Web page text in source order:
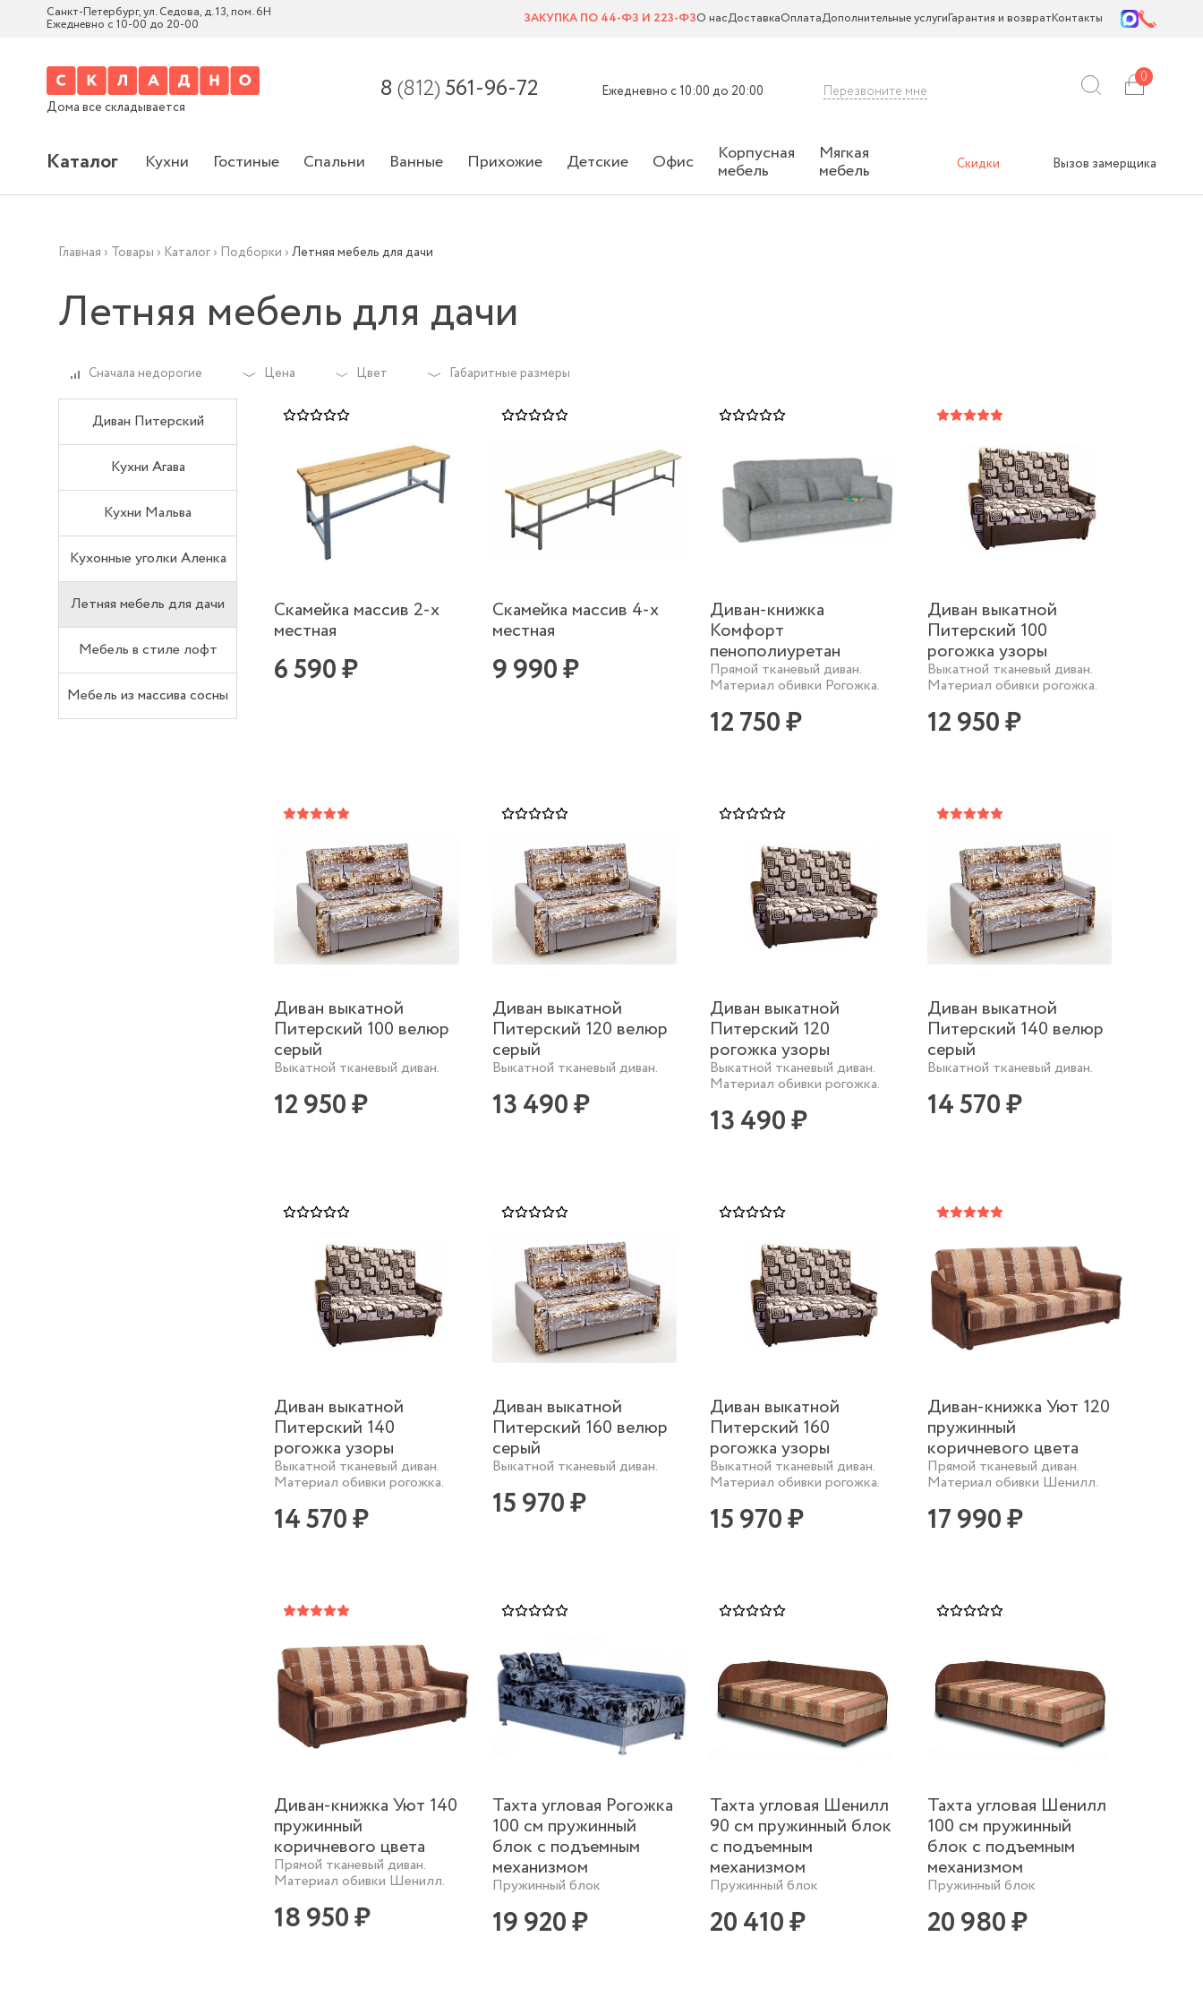
Санкт-Петербург, ул. Седова, д. 13, пом. 6Н
Ежедневно с 10-00 до 20-00 ЗАКУПКА ПО 44-ФЗ И 223-ФЗО насДоставкаОплатаДополнительные услугиГарантия и возвратКонтакты
Дома все складывается
8 (812) 561-96-72 Ежедневно с 10:00 до 20:00 Перезвоните мне
0
Каталог Кухни Гостиные Спальни Ванные Прихожие Детские Офис Корпусная
мебель
Мягкая
мебель Скидки Вызов замерщика
Главная › Товары › Каталог › Подборки ›Летняя мебель для дачи
Летняя мебель для дачи
Сначала недорогие Цена Цвет Габаритные размеры
Диван Питерский
Кухни Агава
Кухни Мальва
Кухонные уголки Аленка
Летняя мебель для дачи
Мебель в стиле лофт
Мебель из массива сосны
Скамейка массив 2-х
местная
6 590 ₽
Скамейка массив 4-х
местная
9 990 ₽
Диван-книжка
Комфорт
пенополиуретан
Прямой тканевый диван.
Материал обивки Рогожка.
12 750 ₽
Диван выкатной
Питерский 100
рогожка узоры
Выкатной тканевый диван.
Материал обивки рогожка.
12 950 ₽
Диван выкатной
Питерский 100 велюр
серый
Выкатной тканевый диван.
12 950 ₽
Диван выкатной
Питерский 120 велюр
серый
Выкатной тканевый диван.
13 490 ₽
Диван выкатной
Питерский 120
рогожка узоры
Выкатной тканевый диван.
Материал обивки рогожка.
13 490 ₽
Диван выкатной
Питерский 140 велюр
серый
Выкатной тканевый диван.
14 570 ₽
Диван выкатной
Питерский 140
рогожка узоры
Выкатной тканевый диван.
Материал обивки рогожка.
14 570 ₽
Диван выкатной
Питерский 160 велюр
серый
Выкатной тканевый диван.
15 970 ₽
Диван выкатной
Питерский 160
рогожка узоры
Выкатной тканевый диван.
Материал обивки рогожка.
15 970 ₽
Диван-книжка Уют 120
пружинный
коричневого цвета
Прямой тканевый диван.
Материал обивки Шенилл.
17 990 ₽
Диван-книжка Уют 140
пружинный
коричневого цвета
Прямой тканевый диван.
Материал обивки Шенилл.
18 950 ₽
Тахта угловая Рогожка
100 см пружинный
блок с подъемным
механизмом
Пружинный блок
19 920 ₽
Тахта угловая Шенилл
90 см пружинный блок
с подъемным
механизмом
Пружинный блок
20 410 ₽
Тахта угловая Шенилл
100 см пружинный
блок с подъемным
механизмом
Пружинный блок
20 980 ₽